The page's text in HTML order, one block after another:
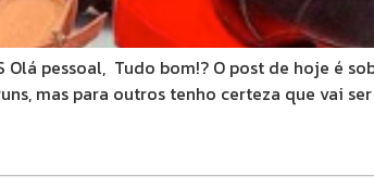
Olá pessoal, Tudo bom!? O post de hoje é
mas para outros tenho certeza que vai